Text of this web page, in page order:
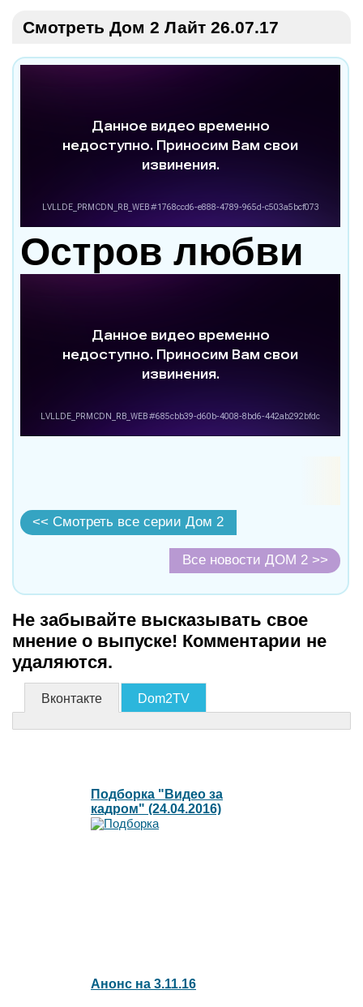
Смотреть Дом 2 Лайт 26.07.17
Остров любви
<< Смотреть все серии Дом 2
Все новости ДОМ 2 >>
Не забывайте высказывать свое
мнение о выпуске! Комментарии не
удаляются.
Вконтакте Dom2TV
Подборка "Видео за
кадром" (24.04.2016)
Анонс на 3.11.16